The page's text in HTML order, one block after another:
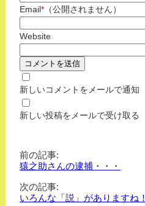
Email*（公開されません）
Website
新しいコメントをメールで通知
新しい投稿をメールで受け取る
前の記事:
猿之助さんの逮捕・・・
次の記事:
いろんな「説」がありますね！